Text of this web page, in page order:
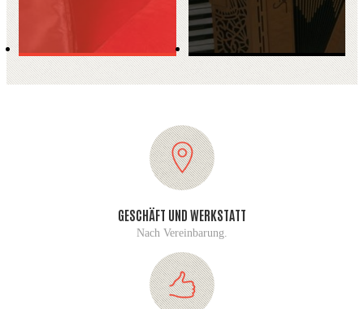
GESCHÄFT UND WERKSTATT
Nach Vereinbarung.